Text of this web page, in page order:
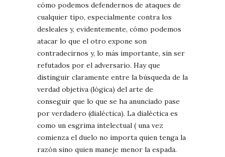
cómo podemos defendernos de ataques de
cualquier tipo, especialmente contra los
desleales y, evidentemente, cómo podemos
atacar lo que el otro expone son
contradecirnos y, lo más importante, sin ser
refutados por el adversario. Hay que
distinguir claramente entre la búsqueda de la
verdad objetiva (lógica) del arte de
conseguir que lo que se ha anunciado pase
por verdadero (dialéctica). La dialéctica es
como un esgrima intelectual ( una vez
comienza el duelo no importa quien tenga la
razón sino quien maneje menor la espada.